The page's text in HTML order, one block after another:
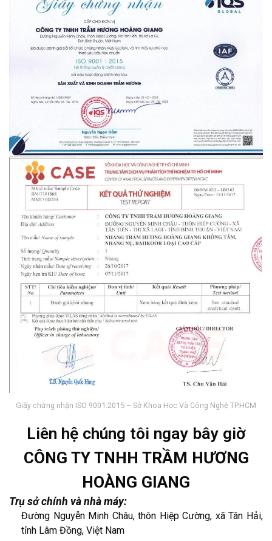
Giấy chứng nhận ISO 9001:2015 – Sở Khoa Học Và Công Nghệ TP.HCM
Liên hệ chúng tôi ngay bây giờ
CÔNG TY TNHH TRẦM HƯƠNG
HOÀNG GIANG
Trụ sở chính và nhà máy:
Đường Nguyễn Minh Châu, thôn Hiệp Cường, xã Tân Hải,
tỉnh Lâm Đồng, Việt Nam